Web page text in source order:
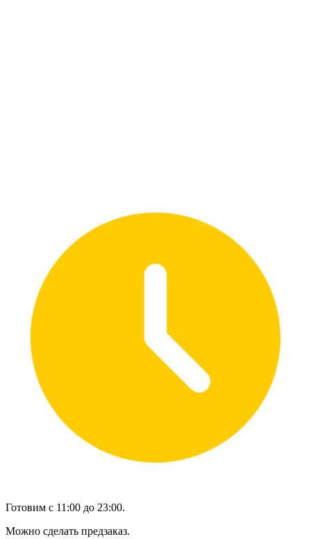
Готовим с 11:00 до 23:00.
Можно сделать предзаказ.